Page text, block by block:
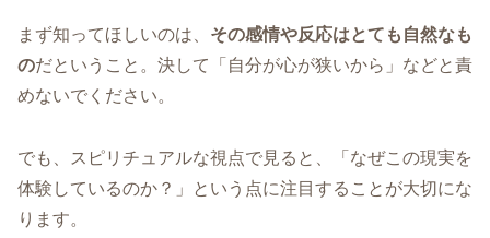
まず知ってほしいのは、 その感情や反応はとても自然なも
のだということ。決して「自分が心が狭いから」などと責
めないでください。
でも、スピリチュアルな視点で見ると、「なぜこの現実を
体験しているのか？」という点に注目することが大切にな
ります。